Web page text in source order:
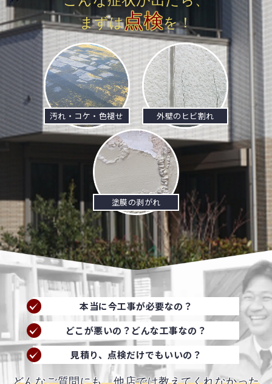
まずは点検を！
汚れ・コケ・色褪せ 外壁のヒビ割れ
塗膜の剥がれ
本当に今工事が必要なの？
どこが悪いの？どんな工事なの？
見積り、点検だけでもいいの？
どんなご質問にも、他店では教えてくれなかった